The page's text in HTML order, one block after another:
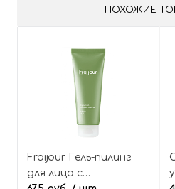
ПОХОЖИЕ
Fraijour Гель-пилинг
для лица с